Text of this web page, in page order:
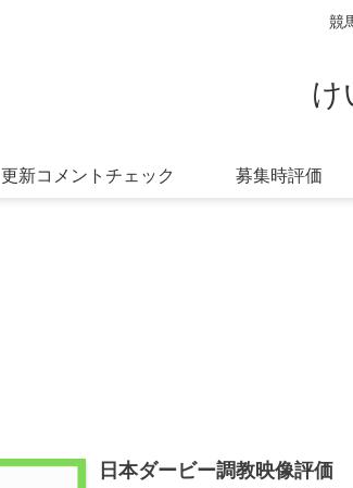
競
け
更新コメントチェック 募集時評価
日本ダービー調教映像評価